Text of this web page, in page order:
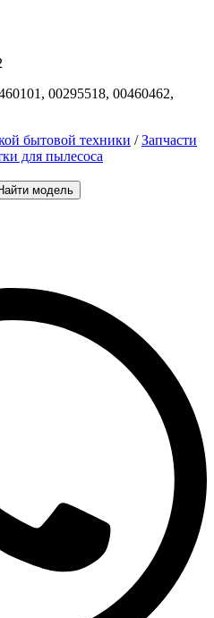
00295518, 00460462,
бытовой техники /Запчасти
для пылесоса